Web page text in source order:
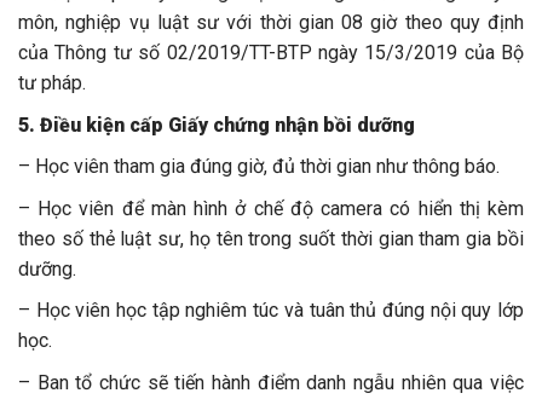
môn, nghiệp vụ luật sư với thời gian 08 giờ theo quy định
của Thông tư số 02/2019/TT-BTP ngày 15/3/2019 của Bộ
tư pháp.
5. Điều kiện cấp Giấy chứng nhận bồi dưỡng
– Học viên tham gia đúng giờ, đủ thời gian như thông báo.
– Học viên để màn hình ở chế độ camera có hiển thị kèm
theo số thẻ luật sư, họ tên trong suốt thời gian tham gia bồi
dưỡng.
– Học viên học tập nghiêm túc và tuân thủ đúng nội quy lớp
học.
– Ban tổ chức sẽ tiến hành điểm danh ngẫu nhiên qua việc